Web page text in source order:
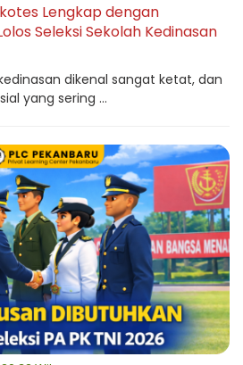
Lengkap dengan
Seleksi Sekolah Kedinasan
dikenal sangat ketat, dan
yang sering ...